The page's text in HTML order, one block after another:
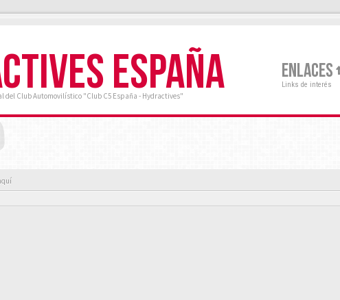
ESPAÑA
del Club Automovilístico "Club C5 España - Hydractives"
ENLACES
Links de interés